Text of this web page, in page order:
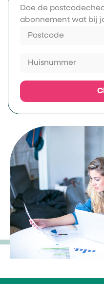
Doe de
abonnement wat bij